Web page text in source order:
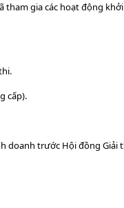
tham gia các hoạt động
cấp).
doanh trước Hội đồng Giải